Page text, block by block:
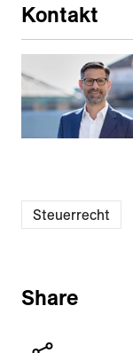
Kontakt
Steuerrecht
Share